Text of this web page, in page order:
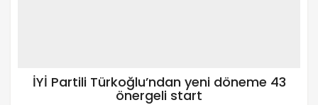
İYİ Partili Türkoğlu’ndan yeni döneme 43
önergeli start